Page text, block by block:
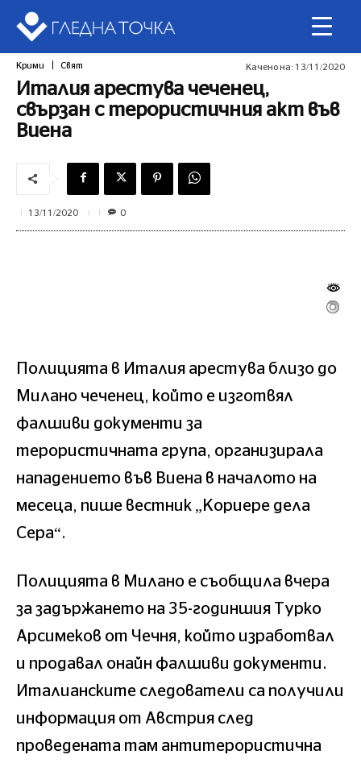
Крими Свят Качено на: 13/11/2020
Италия арестува чеченец,
свързан с терористичния акт във
Виена
13/11/2020 0
Полицията в Италия арестува близо до
Милано чеченец, който е изготвял
фалшиви документи за
терористичната група, организирала
нападението във Виена в началото на
месеца, пише вестник „Кориере дела
Сера“.
Полицията в Милано е съобщила вчера
за задържането на 35-годиншия Турко
Арсимеков от Чечня, който изработвал
и продавал онайн фалшиви документи.
Италианските следователи са получили
информация от Австрия след
проведената там антитерористична